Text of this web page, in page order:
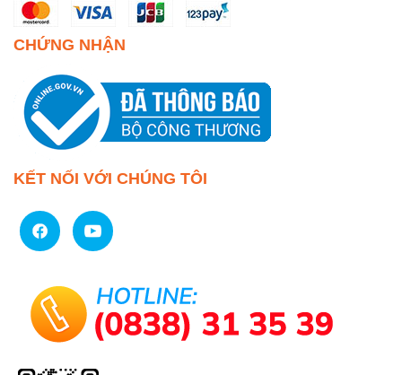
CHỨNG NHẬN
KẾT NỐI VỚI CHÚNG TÔI